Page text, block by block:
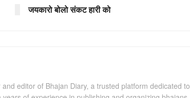
जयकारो बोलो संकट हारी को
editor of Bhajan Diary, a trusted platform dedicated to